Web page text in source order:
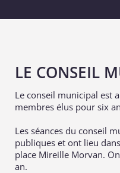
LE CONSEIL
Le conseil municipal est
membres élus pour six
Les séances du conseil
publiques et ont lieu
place Mireille Morvan.
an.